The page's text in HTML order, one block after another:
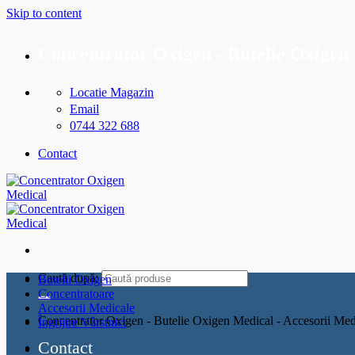
Skip to content
Locatie Magazin
Email
0744 322 688
Contact
Caută după:
Concentrator Oxigen - Butelie Oxigen Medical - Accesorii
Butelii Oxigen
Concentratoare
Accesorii Medicale
Îngrijire Vârstnici
Contact